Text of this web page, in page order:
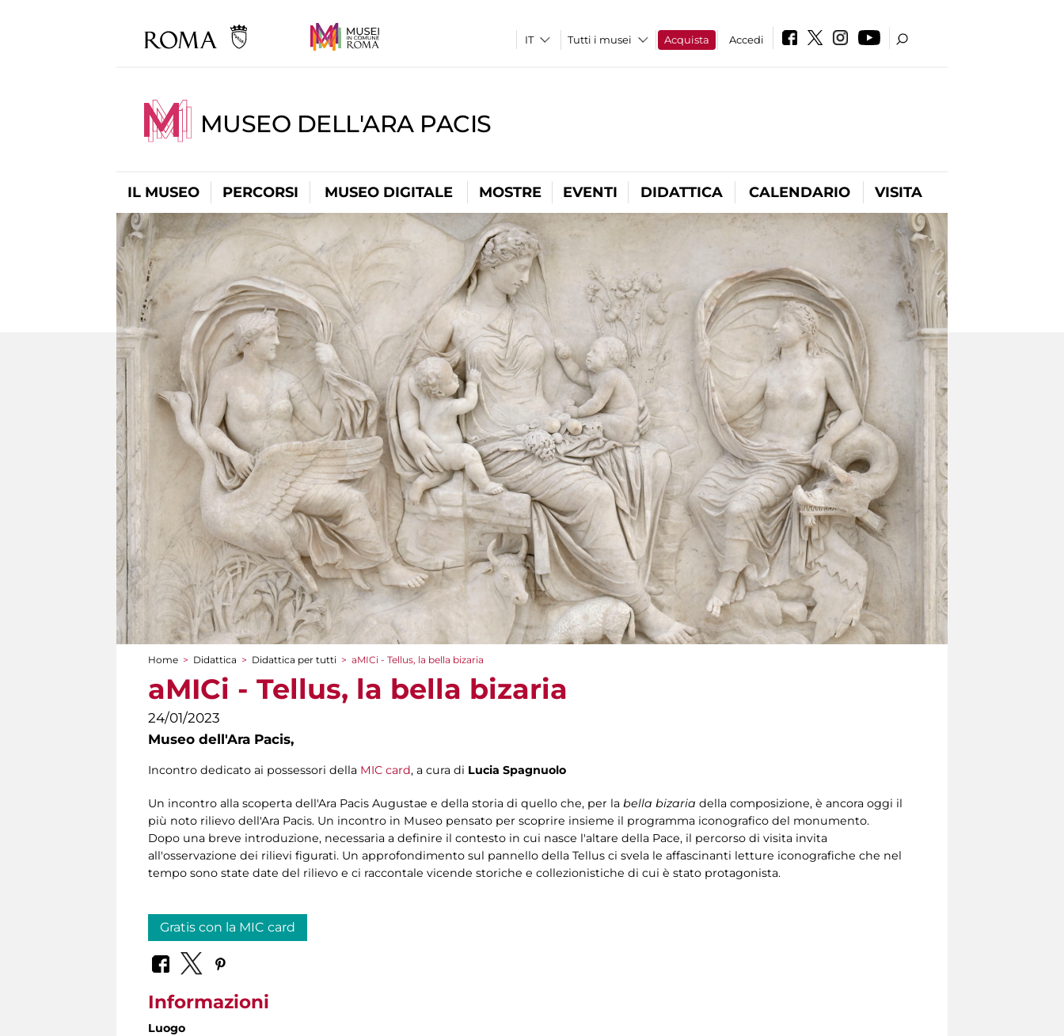
Tutti i musei Acquista Accedi
MUSEO DELL'ARA PACIS
IL MUSEO PERCORSI MUSEO DIGITALE MOSTRE EVENTI DIDATTICA CALENDARIO VISITA
Tu sei qui
Home > Didattica > Didattica per tutti > aMICi - Tellus, la bella bizaria
aMICi - Tellus, la bella bizaria
24/01/2023
Museo dell'Ara Pacis,
Incontro dedicato ai possessori della MIC card, a cura di Lucia Spagnuolo
Un incontro alla scoperta dell'Ara Pacis Augustae e della storia di quello che, per la bella bizaria della composizione, è ancora oggi il
più noto rilievo dell'Ara Pacis. Un incontro in Museo pensato per scoprire insieme il programma iconografico del monumento.
Dopo una breve introduzione, necessaria a definire il contesto in cui nasce l'altare della Pace, il percorso di visita invita
all'osservazione dei rilievi figurati. Un approfondimento sul pannello della Tellus ci svela le affascinanti letture iconografiche che nel
tempo sono state date del rilievo e ci raccontale vicende storiche e collezionistiche di cui è stato protagonista.
Gratis con la MIC card
Informazioni
Luogo